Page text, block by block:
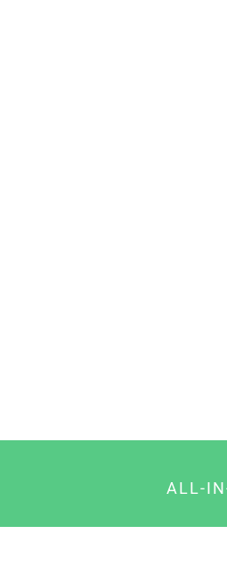
ALL-